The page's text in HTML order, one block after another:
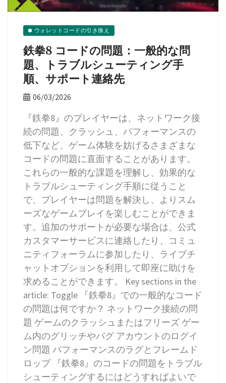
ウォレットコードの引き換え
鉄拳8 コードの問題：一般的な問
題、トラブルシューティング手
順、サポート連絡先
06/03/2026
『鉄拳8』のプレイヤーは、ネットワーク接
続の問題、クラッシュ、パフォーマンスの
低下など、ゲーム体験を妨げるさまざまな
コードの問題に直面することがあります。
これらの一般的な課題を理解し、効果的な
トラブルシューティング手順に従うこと
で、プレイヤーは問題を解決し、よりスム
ーズなゲームプレイを楽しむことができま
す。追加のサポートが必要な場合は、公式
カスタマーサービスに連絡したり、コミュ
ニティフォーラムに参加したり、ライブチ
ャットオプションを利用して即座に助けを
求めることができます。 Key sections in the
article: Toggle 『鉄拳8』での一般的なコード
の問題は何ですか？ ネットワーク接続の問
題 ゲームのクラッシュまたはフリーズ ゲー
ム内のグリッチやバグ アカウントのログイ
ン問題 パフォーマンスのラグとフレームド
ロップ 『鉄拳8』のコードの問題をトラブル
シューティングするにはどうすればよいで